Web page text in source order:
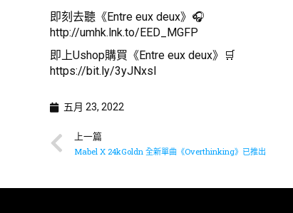
即刻去聽《Entre eux deux》🎧
http://umhk.lnk.to/EED_MGFP
即上Ushop購買《Entre eux deux》🛒
https://bit.ly/3yJNxsl
五月 23, 2022
上一篇
Mabel X 24kGoldn 全新單曲《Overthinking》已推出